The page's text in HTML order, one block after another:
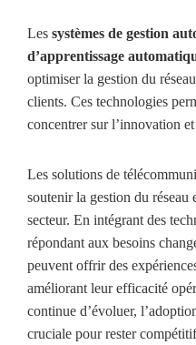
Les systèmes de gestion
d’apprentissage
optimiser la gestion du
clients. Ces technologies
concentrer sur l’innovation et
Les solutions de
soutenir la gestion du réseau
secteur. En intégrant des
répondant aux besoins
peuvent offrir des
améliorant leur efficacité
continue d’évoluer,
cruciale pour rester